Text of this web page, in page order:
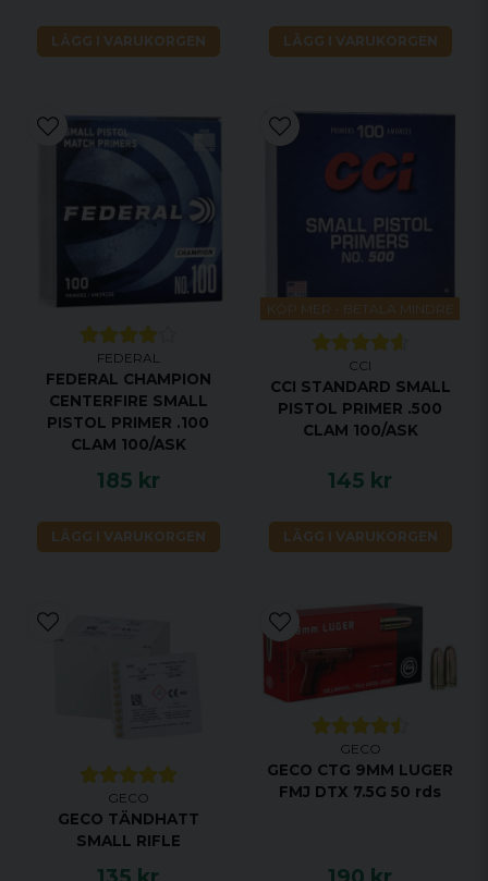
LÄGG I VARUKORGEN LÄGG I VARUKORGEN
FEDERAL
FEDERAL CHAMPION
CENTERFIRE SMALL
PISTOL PRIMER .100
CLAM 100/ASK
185 kr
LÄGG I VARUKORGEN
KÖP MER - BETALA MINDRE
CCI
CCI STANDARD SMALL
PISTOL PRIMER .500
CLAM 100/ASK
145 kr
LÄGG I VARUKORGEN
GECO
GECO TÄNDHATT
SMALL RIFLE
GECO
GECO CTG 9MM LUGER
FMJ DTX 7.5G 50 rds